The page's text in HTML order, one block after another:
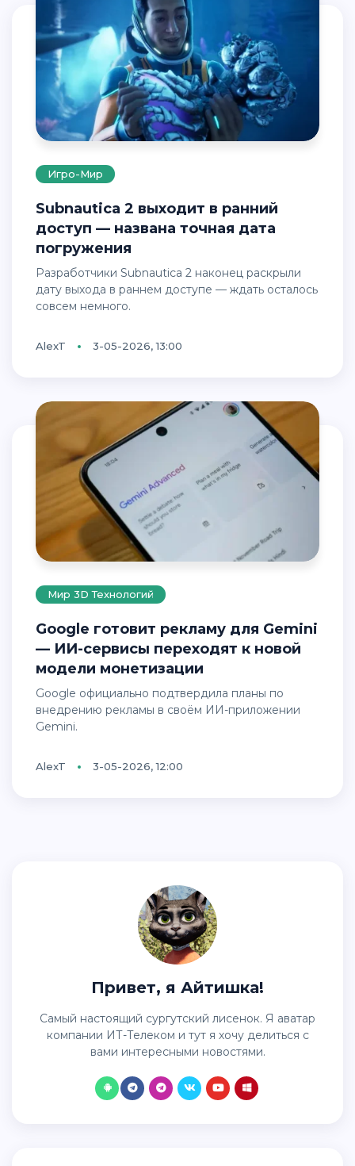
Игро-Мир
Subnautica 2 выходит в ранний
доступ — названа точная дата
погружения
Разработчики Subnautica 2 наконец раскрыли
дату выхода в раннем доступе — ждать осталось
совсем немного.
AlexT 3-05-2026, 13:00
Мир 3D Технологий
Google готовит рекламу для Gemini
— ИИ-сервисы переходят к новой
модели монетизации
Google официально подтвердила планы по
внедрению рекламы в своём ИИ-приложении
Gemini.
AlexT 3-05-2026, 12:00
Привет, я Айтишка!
Самый настоящий сургутский лисенок. Я аватар
компании ИТ-Телеком и тут я хочу делиться с
вами интересными новостями.